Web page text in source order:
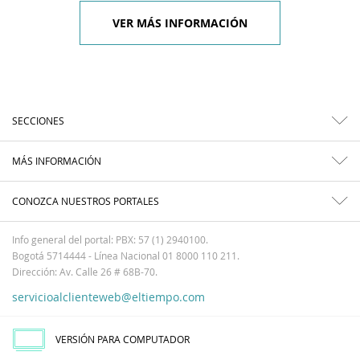
VER MÁS INFORMACIÓN
SECCIONES
MÁS INFORMACIÓN
CONOZCA NUESTROS PORTALES
Info general del portal: PBX: 57 (1) 2940100.
Bogotá 5714444 - Línea Nacional 01 8000 110 211.
Dirección: Av. Calle 26 # 68B-70.
servicioalclienteweb@eltiempo.com
VERSIÓN PARA COMPUTADOR